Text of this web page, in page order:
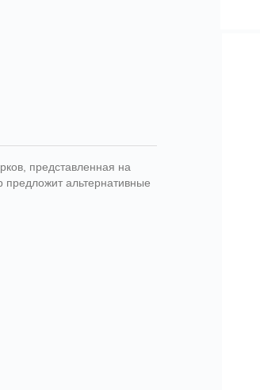
представленная на
предложит альтернативные